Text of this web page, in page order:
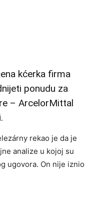
kćerka firma
ponudu za
– ArcelorMittal
rekao je da je
analize u kojoj su
ugovora. On nije iznio